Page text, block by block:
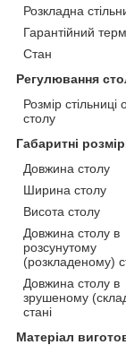
Розкладна
Гарантійний
Стан
Регулювання
Розмір стільниці
столу
Габаритні
Довжина столу
Ширина столу
Висота столу
Довжина столу в
розсунутому
(розкладеному)
Довжина столу в
зрушеному
стані
Матеріал